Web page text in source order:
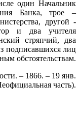
один Начальник
Банка, трое –
другой -
и два учителя
стряпчий, два
подписавшихся лиц
обстоятельствам.
– 1866. – 19 янв.
часть).